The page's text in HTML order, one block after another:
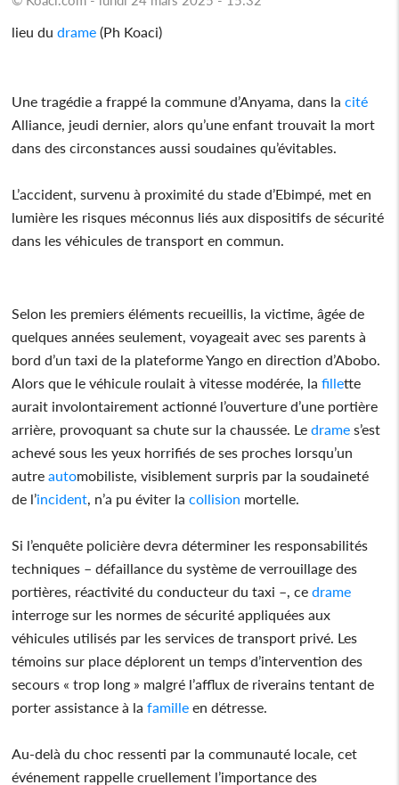
lieu dudrame (Ph Koaci)
Une tragédie a frappé la commune d’Anyama, dans lacité
Alliance, jeudi dernier, alors qu’une enfant trouvait la mort
dans des circonstances aussi soudaines qu’évitables.
L’accident, survenu à proximité du stade d’Ebimpé, met en
lumière les risques méconnus liés aux dispositifs de sécurité
dans les véhicules de transport en commun.
Selon les premiers éléments recueillis, la victime, âgée de
quelques années seulement, voyageait avec ses parents à
bord d’un taxi de la plateforme Yango en direction d’Abobo.
Alors que le véhicule roulait à vitesse modérée, lafillette
aurait involontairement actionné l’ouverture d’une portière
arrière, provoquant sa chute sur la chaussée. Ledrame s’est
achevé sous les yeux horrifiés de ses proches lorsqu’un
autreautomobiliste, visiblement surpris par la soudaineté
de l’incident , n’a pu éviter lacollision mortelle.
Si l’enquête policière devra déterminer les responsabilités
techniques – défaillance du système de verrouillage des
portières, réactivité du conducteur du taxi –, cedrame
interroge sur les normes de sécurité appliquées aux
véhicules utilisés par les services de transport privé. Les
témoins sur place déplorent un temps d’intervention des
secours « trop long » malgré l’afflux de riverains tentant de
porter assistance à lafamille en détresse.
Au-delà du choc ressenti par la communauté locale, cet
événement rappelle cruellement l’importance des